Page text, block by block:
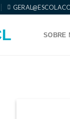
SOBRE